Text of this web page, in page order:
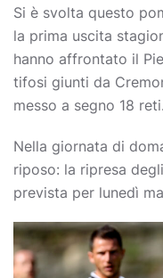
Si è svolta questo
la prima uscita
hanno affrontato il
tifosi giunti da
messo a segno 18 reti.
Nella giornata di
riposo: la ripresa
prevista per lunedì